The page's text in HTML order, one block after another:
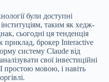
були доступні
таким як хедж-
сьогодні ця тенденція
брокер Interactive
систему Claude від
свої інвестиційні
простою мовою, і навіть